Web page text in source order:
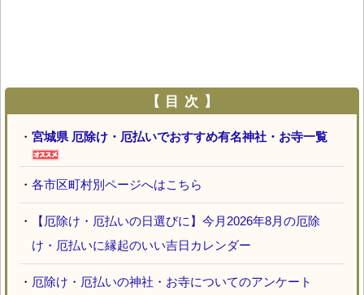
【 目 次 】
・ 宮城県 厄除け・厄払いでおすすめ有名神社・お寺一覧
・ 各市区町村別ページへはこちら
・
【厄除け・厄払いの日選びに】今月2026年8月の厄除
け・厄払いに縁起のいい吉日カレンダー
・ 厄除け・厄払いの神社・お寺についてのアンケート